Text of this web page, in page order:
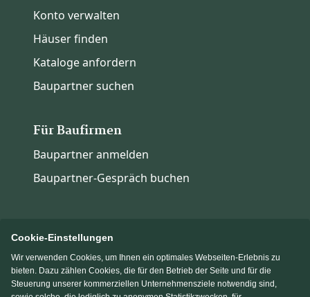
Konto verwalten
Häuser finden
Kataloge anfordern
Baupartner suchen
Für Baufirmen
Baupartner anmelden
Baupartner-Gespräch buchen
Immowelt.de Bauen.de
Cookie-Einstellungen
Wir verwenden Cookies, um Ihnen ein optimales Webseiten-Erlebnis zu
bieten. Dazu zählen Cookies, die für den Betrieb der Seite und für die
Steuerung unserer kommerziellen Unternehmensziele notwendig sind,